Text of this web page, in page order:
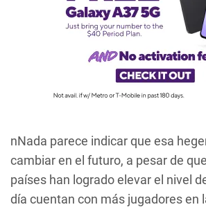
nNada parece indicar que esa
cambiar en el futuro, a pesar de
países han logrado elevar el nivel
día cuentan con más jugadores en